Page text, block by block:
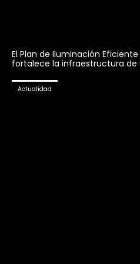
El Plan de Iluminación
fortalece la infraestructura de
Actualidad